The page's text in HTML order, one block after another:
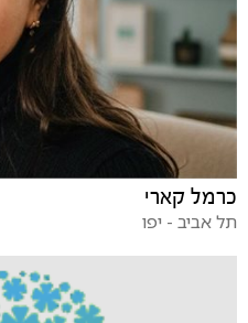
כרמל קארי
תל אביב - יפו